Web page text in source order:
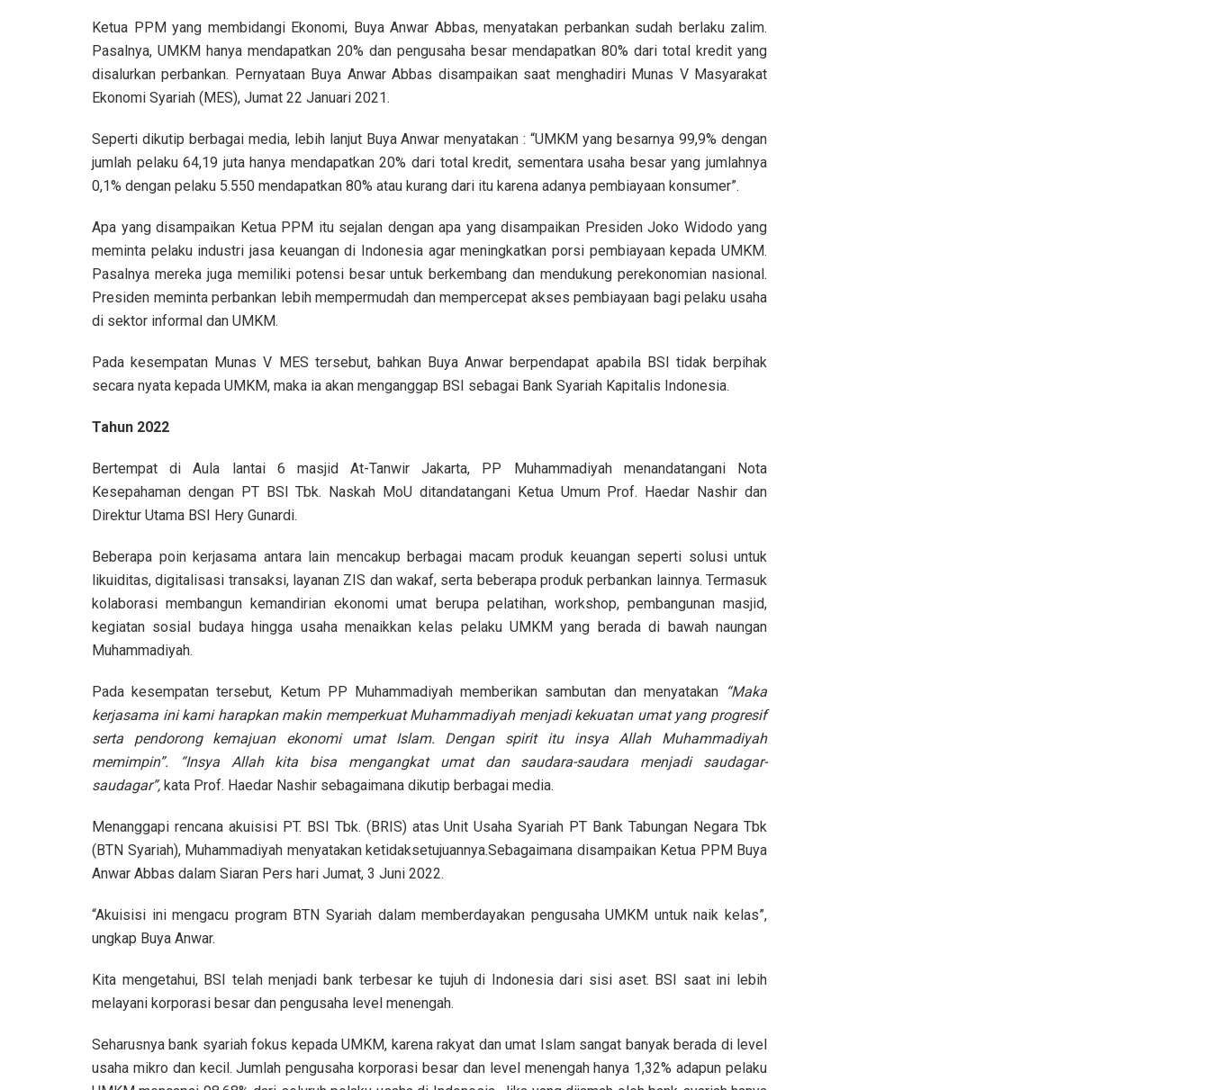
Ketua PPM yang membidangi Ekonomi, Buya Anwar Abbas, menyatakan perbankan sudah berlaku zalim.
Pasalnya, UMKM hanya mendapatkan 20% dan pengusaha besar mendapatkan 80% dari total kredit yang
disalurkan perbankan. Pernyataan Buya Anwar Abbas disampaikan saat menghadiri Munas V Masyarakat
Ekonomi Syariah (MES), Jumat 22 Januari 2021.
Seperti dikutip berbagai media, lebih lanjut Buya Anwar menyatakan : “UMKM yang besarnya 99,9% dengan
jumlah pelaku 64,19 juta hanya mendapatkan 20% dari total kredit, sementara usaha besar yang jumlahnya
0,1% dengan pelaku 5.550 mendapatkan 80% atau kurang dari itu karena adanya pembiayaan konsumer”.
Apa yang disampaikan Ketua PPM itu sejalan dengan apa yang disampaikan Presiden Joko Widodo yang
meminta pelaku industri jasa keuangan di Indonesia agar meningkatkan porsi pembiayaan kepada UMKM.
Pasalnya mereka juga memiliki potensi besar untuk berkembang dan mendukung perekonomian nasional.
Presiden meminta perbankan lebih mempermudah dan mempercepat akses pembiayaan bagi pelaku usaha
di sektor informal dan UMKM.
Pada kesempatan Munas V MES tersebut, bahkan Buya Anwar berpendapat apabila BSI tidak berpihak
secara nyata kepada UMKM, maka ia akan menganggap BSI sebagai Bank Syariah Kapitalis Indonesia.
Tahun 2022
Bertempat di Aula lantai 6 masjid At-Tanwir Jakarta, PP Muhammadiyah menandatangani Nota
Kesepahaman dengan PT BSI Tbk. Naskah MoU ditandatangani Ketua Umum Prof. Haedar Nashir dan
Direktur Utama BSI Hery Gunardi.
Beberapa poin kerjasama antara lain mencakup berbagai macam produk keuangan seperti solusi untuk
likuiditas, digitalisasi transaksi, layanan ZIS dan wakaf, serta beberapa produk perbankan lainnya. Termasuk
kolaborasi membangun kemandirian ekonomi umat berupa pelatihan, workshop, pembangunan masjid,
kegiatan sosial budaya hingga usaha menaikkan kelas pelaku UMKM yang berada di bawah naungan
Muhammadiyah.
Pada kesempatan tersebut, Ketum PP Muhammadiyah memberikan sambutan dan menyatakan “Maka
kerjasama ini kami harapkan makin memperkuat Muhammadiyah menjadi kekuatan umat yang progresif
serta pendorong kemajuan ekonomi umat Islam. Dengan spirit itu insya Allah Muhammadiyah
memimpin”. “Insya Allah kita bisa mengangkat umat dan saudara-saudara menjadi saudagar-
saudagar”, kata Prof. Haedar Nashir sebagaimana dikutip berbagai media.
Menanggapi rencana akuisisi PT. BSI Tbk. (BRIS) atas Unit Usaha Syariah PT Bank Tabungan Negara Tbk
(BTN Syariah), Muhammadiyah menyatakan ketidaksetujuannya.Sebagaimana disampaikan Ketua PPM Buya
Anwar Abbas dalam Siaran Pers hari Jumat, 3 Juni 2022.
“Akuisisi ini mengacu program BTN Syariah dalam memberdayakan pengusaha UMKM untuk naik kelas”,
ungkap Buya Anwar.
Kita mengetahui, BSI telah menjadi bank terbesar ke tujuh di Indonesia dari sisi aset. BSI saat ini lebih
melayani korporasi besar dan pengusaha level menengah.
Seharusnya bank syariah fokus kepada UMKM, karena rakyat dan umat Islam sangat banyak berada di level
usaha mikro dan kecil. Jumlah pengusaha korporasi besar dan level menengah hanya 1,32% adapun pelaku